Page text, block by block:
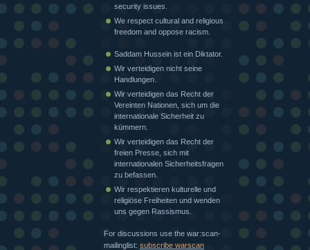
security issues.
We respect cultural and religious
freedom and oppose racism.
Saddam Hussein ist ein Diktator.
Wir verteidigen nicht seine
Handlungen.
Wir verteidigen das Recht der
Vereinten Nationen, sich um die
internationale Sicherheit zu
kümmern.
Wir verteidigen das Recht der
freien Presse, sich mit
internationalen Sicherheitsfragen
zu befassen.
Wir respektieren kulturelle und
religiöse Freiheiten und wenden
uns gegen Rassismus.
For discussions use the war:scan-
mailinglist: subscribe warscan